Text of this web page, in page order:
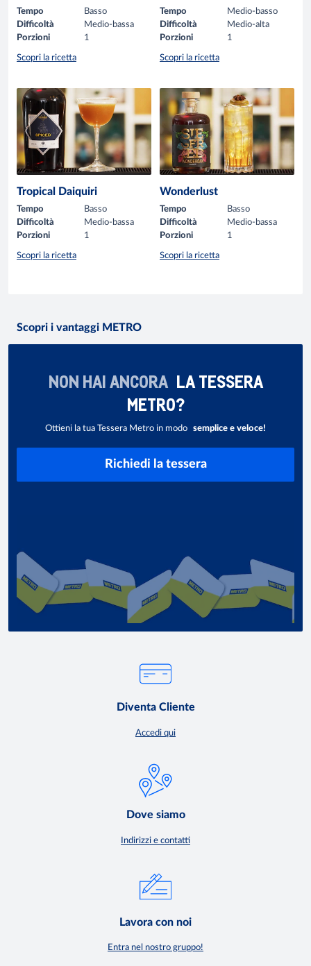
Tempo
Basso
Difficoltà
Medio-bassa
Porzioni
1
Scopri la ricetta
Tempo
Medio-basso
Difficoltà
Medio-alta
Porzioni
1
Scopri la ricetta
Tropical Daiquiri
Tempo
Basso
Difficoltà
Medio-bassa
Porzioni
1
Scopri la ricetta
Wonderlust
Tempo
Basso
Difficoltà
Medio-bassa
Porzioni
1
Scopri la ricetta
Scopri i vantaggi METRO
NON HAI ANCORA LA TESSERA
METRO?
Ottieni la tua Tessera Metro in modo semplice e veloce!
Richiedi la tessera
Diventa Cliente
Accedi qui
Dove siamo
Indirizzi e contatti
Lavora con noi
Entra nel nostro gruppo!